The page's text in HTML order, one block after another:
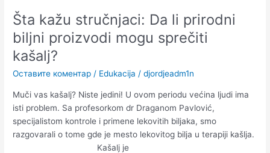
Šta kažu stručnjaci: Da li prirodni
biljni proizvodi mogu sprečiti
kašalj?
Оставите коментар / Edukacija /djordjeadm1n
Muči vas kašalj? Niste jedini! U ovom periodu većina ljudi ima
isti problem. Sa profesorkom dr Draganom Pavlović,
specijalistom kontrole i primene lekovitih biljaka, smo
razgovarali o tome gde je mesto lekovitog bilja u terapiji kašlja.
Kašalj je